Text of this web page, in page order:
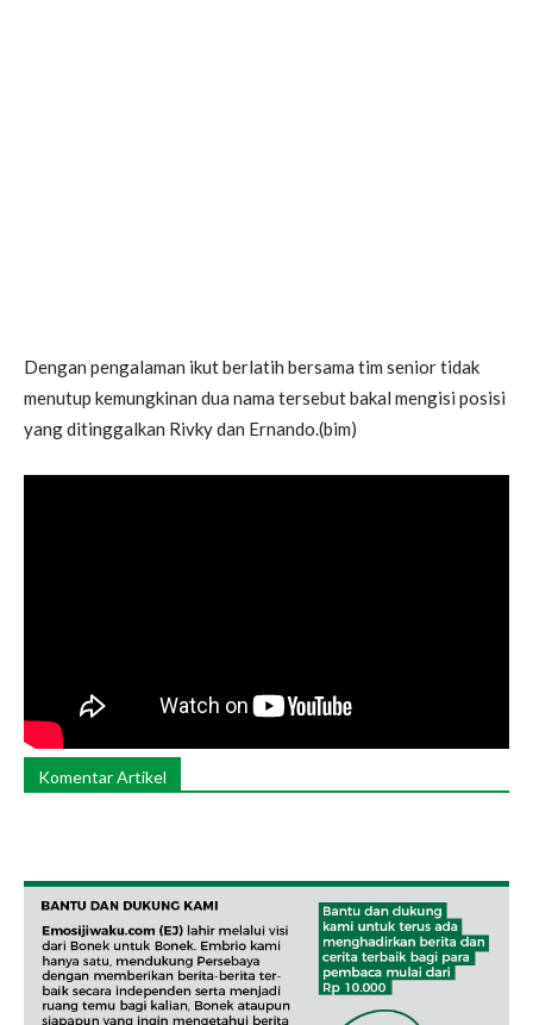
Dengan pengalaman ikut berlatih bersama tim senior tidak
menutup kemungkinan dua nama tersebut bakal mengisi posisi
yang ditinggalkan Rivky dan Ernando.(bim)
Komentar Artikel